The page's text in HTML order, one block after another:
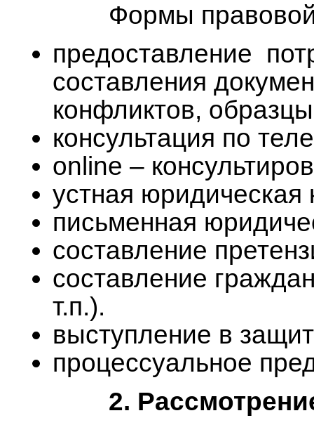
Формы
предоставление
составления
конфликтов,
консультация по
online –
устная юридическая
письменная
составление
составление
т.п.).
выступление в
процессуальное
2.